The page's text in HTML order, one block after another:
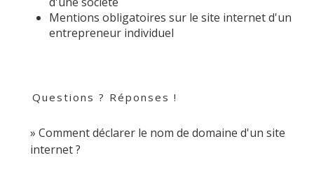
Mentions obligatoires sur le site internet d'un
entrepreneur individuel
Questions ? Réponses !
Comment déclarer le nom de domaine d'un site
internet ?